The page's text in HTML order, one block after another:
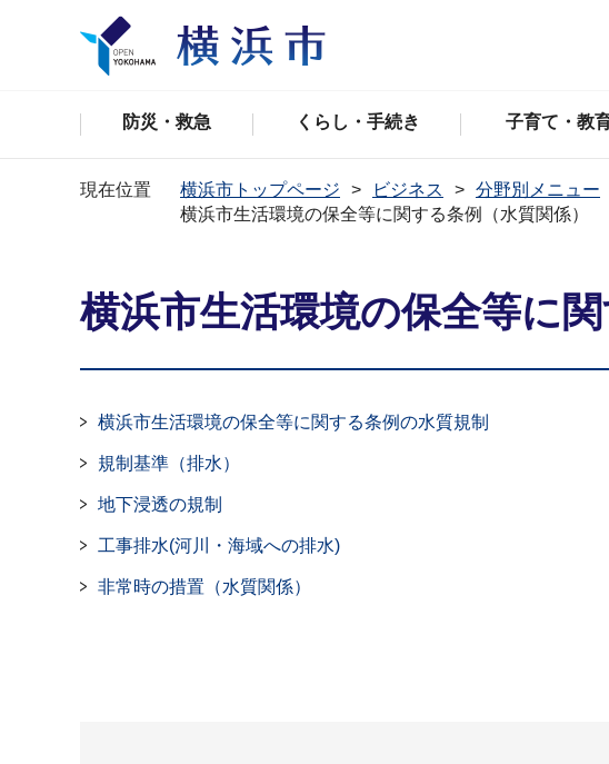
防災・救急 くらし・手続き 子育て・教
現在位置 横浜市トップページ ビジネス 分野別メニュー
横浜市生活環境の保全等に関する条例（水質関係）
横浜市生活環境の保全等に関
横浜市生活環境の保全等に関する条例の水質規制
規制基準（排水）
地下浸透の規制
工事排水(河川・海域への排水)
非常時の措置（水質関係）